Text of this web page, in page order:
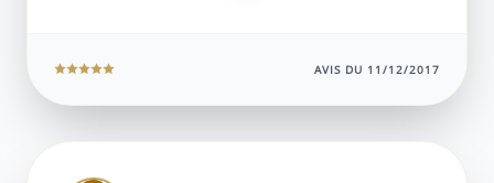
investissement immobilier locatif en loi Pinel à
AVIS DU 11/12/2017